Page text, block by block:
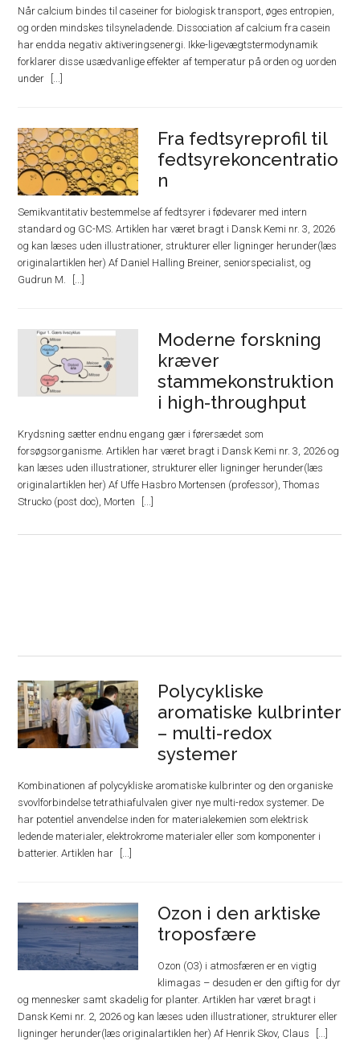
Når calcium bindes til caseiner for biologisk transport, øges entropien,
og orden mindskes tilsyneladende. Dissociation af calcium fra casein
har endda negativ aktiveringsenergi. Ikke-ligevægtstermodynamik
forklarer disse usædvanlige effekter af temperatur på orden og uorden
under
Fra fedtsyreprofil til
fedtsyrekoncentratio
n
Semikvantitativ bestemmelse af fedtsyrer i fødevarer med intern
standard og GC-MS. Artiklen har været bragt i Dansk Kemi nr. 3, 2026
og kan læses uden illustrationer, strukturer eller ligninger herunder(læs
originalartiklen her) Af Daniel Halling Breiner, seniorspecialist, og
Gudrun M.
Moderne forskning
kræver
stammekonstruktion
i high-throughput
Krydsning sætter endnu engang gær i førersædet som
forsøgsorganisme. Artiklen har været bragt i Dansk Kemi nr. 3, 2026 og
kan læses uden illustrationer, strukturer eller ligninger herunder(læs
originalartiklen her) Af Uffe Hasbro Mortensen (professor), Thomas
Strucko (post doc), Morten
Polycykliske
aromatiske kulbrinter
– multi-redox
systemer
Kombinationen af polycykliske aromatiske kulbrinter og den organiske
svovlforbindelse tetrathiafulvalen giver nye multi-redox systemer. De
har potentiel anvendelse inden for materialekemien som elektrisk
ledende materialer, elektrokrome materialer eller som komponenter i
batterier. Artiklen har
Ozon i den arktiske
troposfære
Ozon (O3) i atmosfæren er en vigtig
klimagas – desuden er den giftig for dyr
og mennesker samt skadelig for planter. Artiklen har været bragt i
Dansk Kemi nr. 2, 2026 og kan læses uden illustrationer, strukturer eller
ligninger herunder(læs originalartiklen her) Af Henrik Skov, Claus